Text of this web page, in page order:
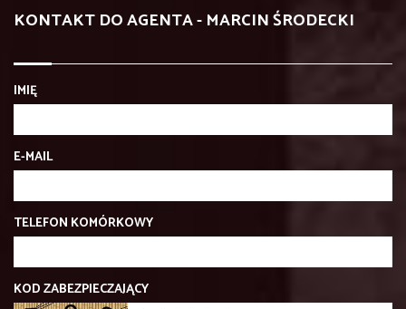
KONTAKT DO AGENTA - MARCIN ŚRODECKI
IMIĘ
E-MAIL
TELEFON KOMÓRKOWY
KOD ZABEZPIECZAJĄCY